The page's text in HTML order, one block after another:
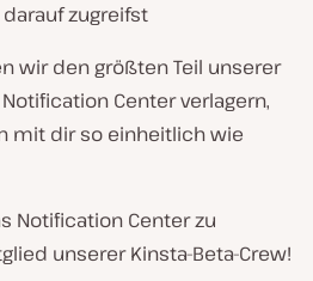
zugreifst
wir den größten Teil unserer
Center verlagern,
mit dir so einheitlich wie
Notification Center zu
unserer Kinsta-Beta-Crew!